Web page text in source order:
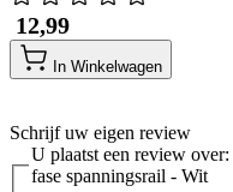
​ 12,99
In Winkelwagen
Schrijf uw eigen review
U plaatst een review over:
fase spanningsrail - Wit